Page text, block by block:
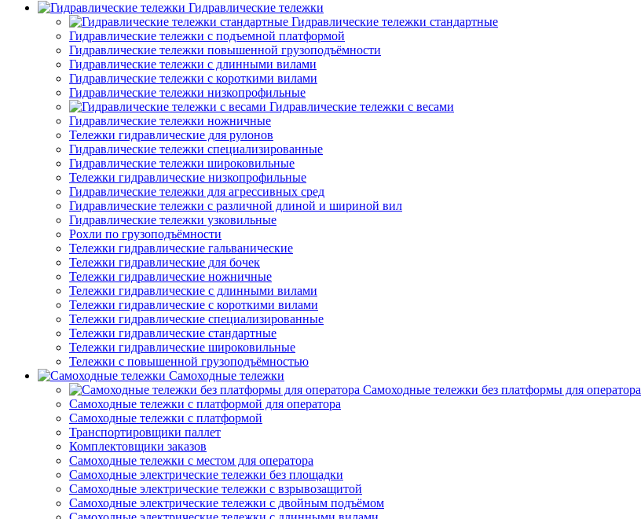
Гидравлические тележки
Гидравлические тележки стандартные
Гидравлические тележки с подъемной платформой
Гидравлические тележки повышенной грузоподъёмности
Гидравлические тележки с длинными вилами
Гидравлические тележки с короткими вилами
Гидравлические тележки низкопрофильные
Гидравлические тележки с весами
Гидравлические тележки ножничные
Тележки гидравлические для рулонов
Гидравлические тележки специализированные
Гидравлические тележки широковильные
Тележки гидравлические низкопрофильные
Гидравлические тележки для агрессивных сред
Гидравлические тележки с различной длиной и шириной вил
Гидравлические тележки узковильные
Рохли по грузоподъёмности
Тележки гидравлические гальванические
Тележки гидравлические для бочек
Тележки гидравлические ножничные
Тележки гидравлические с длинными вилами
Тележки гидравлические с короткими вилами
Тележки гидравлические специализированные
Тележки гидравлические стандартные
Тележки гидравлические широковильные
Тележки с повышенной грузоподъёмностью
Самоходные тележки
Самоходные тележки без платформы для оператора
Самоходные тележки с платформой для оператора
Самоходные тележки с платформой
Транспортировщики паллет
Комплектовщики заказов
Самоходные тележки с местом для оператора
Самоходные электрические тележки без площадки
Самоходные электрические тележки с взрывозащитой
Самоходные электрические тележки с двойным подъёмом